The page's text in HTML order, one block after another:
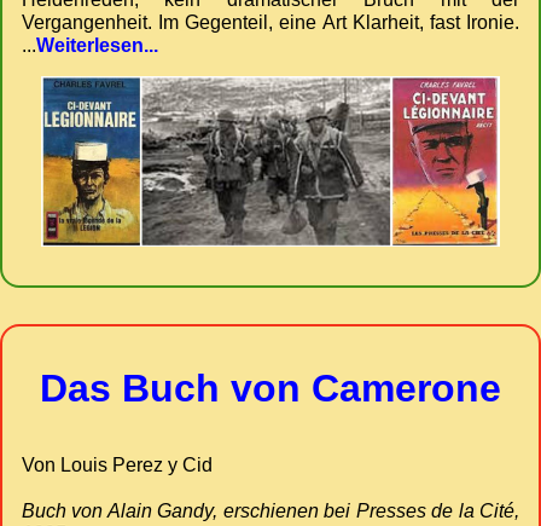
Vergangenheit. Im Gegenteil, eine Art Klarheit, fast Ironie.
...Weiterlesen...
Das Buch von Camerone
Von Louis Perez y Cid
Buch von Alain Gandy, erschienen bei Presses de la Cité,